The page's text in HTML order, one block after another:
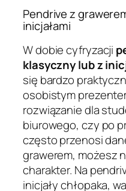
Pendrive z
inicjałami
W dobie cyfryzacji
klasyczny lub z
się bardzo
osobistym
rozwiązanie dla
biurowego, czy po
często przenosi
grawerem, możesz
charakter. Na
inicjały chłopaka,